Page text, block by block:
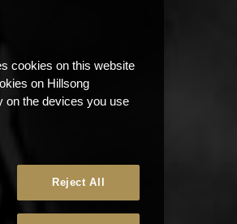
cookies on this website
on Hillsong
on the devices you use
Reject All